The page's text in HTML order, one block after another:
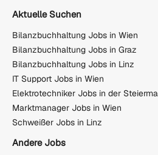
Aktuelle Suchen
Bilanzbuchhaltung Jobs in Wien
Bilanzbuchhaltung Jobs in Graz
Bilanzbuchhaltung Jobs in Linz
IT Support Jobs in Wien
Elektrotechniker Jobs in der
Marktmanager Jobs in Wien
Schweißer Jobs in Linz
Andere Jobs